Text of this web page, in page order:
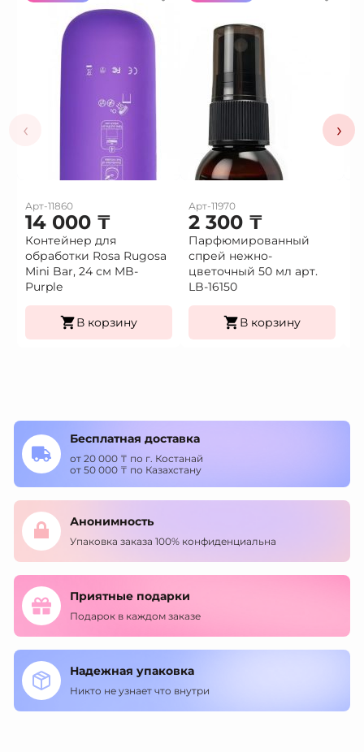
‹
Арт-11860
14 000 ₸
Контейнер для
обработки Rosa Rugosa
Mini Bar, 24 см MB-
Purple
В корзину
Арт-11970
2 300 ₸
Парфюмированный
спрей нежно-
цветочный 50 мл арт.
LB-16150
В корзину
›
Бесплатная доставка
от 20 000 ₸ по г. Костанай
от 50 000 ₸ по Казахстану
Анонимность
Упаковка заказа 100% конфиденциальна
Приятные подарки
Подарок в каждом заказе
Надежная упаковка
Никто не узнает что внутри